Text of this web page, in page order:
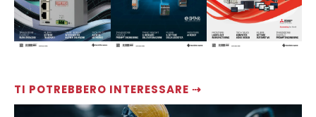
TI POTREBBERO INTERESSARE ⇢